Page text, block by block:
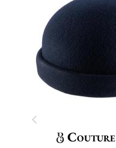
Couture